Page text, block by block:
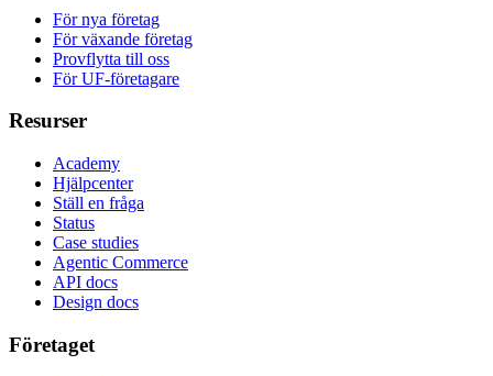
För nya företag
För växande företag
Provflytta till oss
För UF-företagare
Resurser
Academy
Hjälpcenter
Ställ en fråga
Status
Case studies
Agentic Commerce
API docs
Design docs
Företaget